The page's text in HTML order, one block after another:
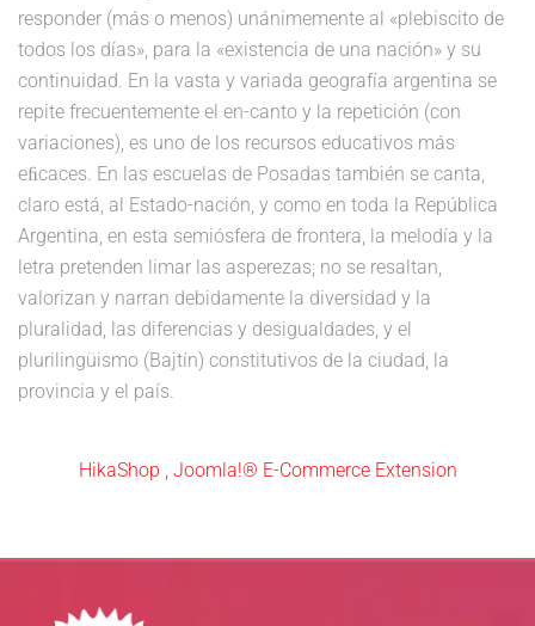
responder (más o menos) unánimemente al «plebiscito de
todos los días», para la «existencia de una nación» y su
continuidad. En la vasta y variada geografía argentina se
repite frecuentemente el en-canto y la repetición (con
variaciones), es uno de los recursos educativos más
eﬁcaces. En las escuelas de Posadas también se canta,
claro está, al Estado-nación, y como en toda la República
Argentina, en esta semiósfera de frontera, la melodía y la
letra pretenden limar las asperezas; no se resaltan,
valorizan y narran debidamente la diversidad y la
pluralidad, las diferencias y desigualdades, y el
plurilingüismo (Bajtín) constitutivos de la ciudad, la
provincia y el país.
HikaShop , Joomla!® E-Commerce Extension